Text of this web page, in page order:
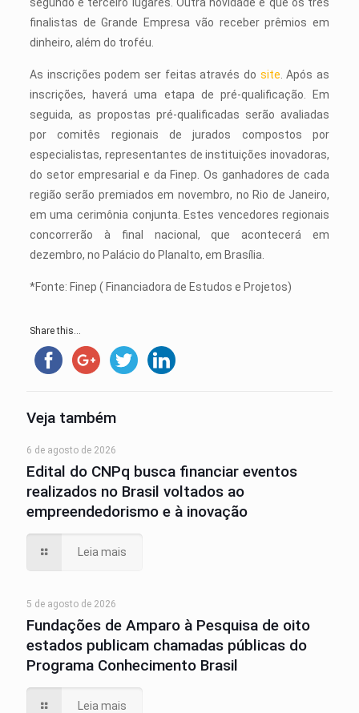
finalistas de Grande Empresa vão receber prêmios em
dinheiro, além do troféu.
As inscrições podem ser feitas através do site . Após as
inscrições, haverá uma etapa de pré-qualificação. Em
seguida, as propostas pré-qualificadas serão avaliadas
por comitês regionais de jurados compostos por
especialistas, representantes de instituições inovadoras,
do setor empresarial e da Finep. Os ganhadores de cada
região serão premiados em novembro, no Rio de Janeiro,
em uma cerimônia conjunta. Estes vencedores regionais
concorrerão à final nacional, que acontecerá em
dezembro, no Palácio do Planalto, em Brasília.
*Fonte: Finep ( Financiadora de Estudos e Projetos)
Share this...
Veja também
6 de agosto de 2026
Edital do CNPq busca financiar eventos
realizados no Brasil voltados ao
empreendedorismo e à inovação
Leia mais
5 de agosto de 2026
Fundações de Amparo à Pesquisa de oito
estados publicam chamadas públicas do
Programa Conhecimento Brasil
Leia mais